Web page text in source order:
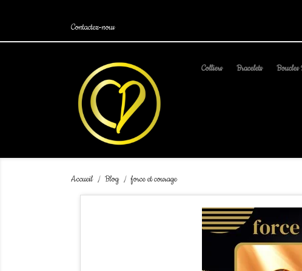
Contactez-nous
Colliers Bracelets Boucles
Accueil Blog force et courage